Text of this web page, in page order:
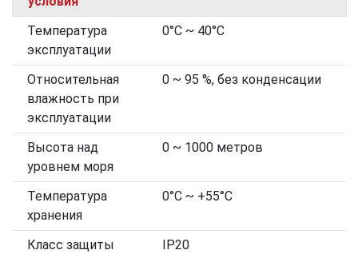
Температура
эксплуатации
0°C ~ 40°C
Относительная
влажность при
эксплуатации
0 ~ 95 %, без конденсации
Высота над
уровнем моря
0 ~ 1000 метров
Температура
хранения
0°C ~ +55°C
Класс защиты
IP20